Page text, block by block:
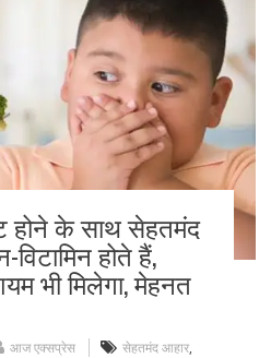
होने के साथ सेहतमंद
होते हैं,
भी मिलेगा, मेहनत
आज एक्सप्रेस सेहतमंद आहार,